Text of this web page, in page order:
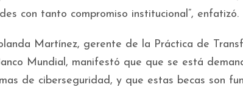
con tanto compromiso institucional”, enfatizó.
Martínez, gerente de la Práctica de
Mundial, manifestó que que se está
de ciberseguridad, y que estas becas son